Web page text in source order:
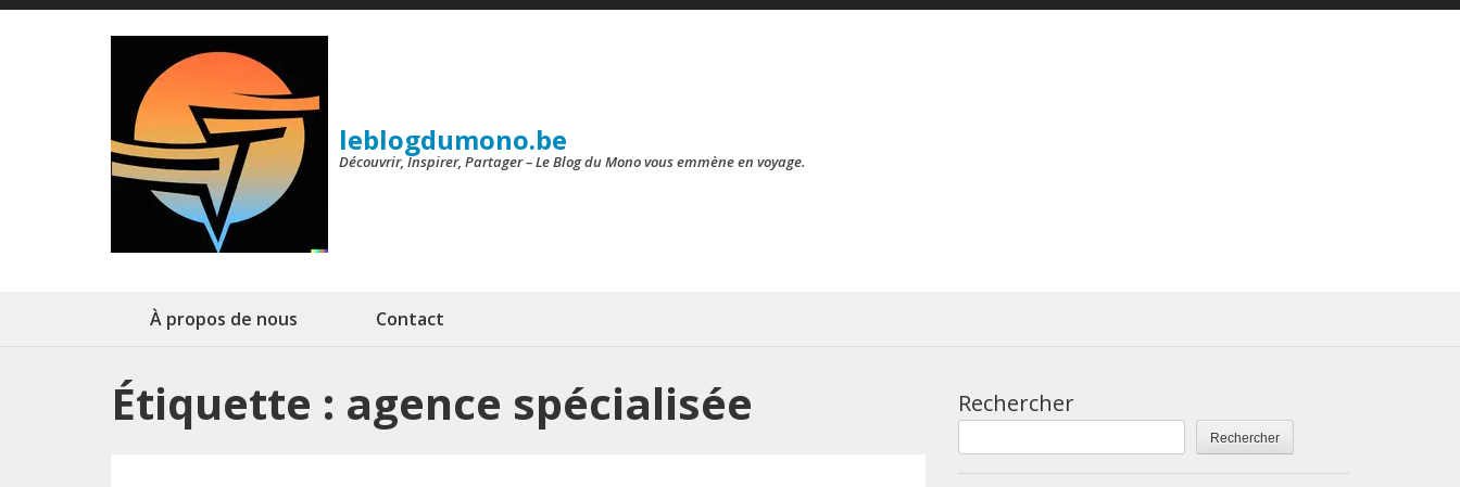
Aller
leblogdumono.be
Découvrir, Inspirer, Partager – Le Blog du Mono vous emmène en voyage.
À propos de nous Contact
Étiquette : agence spécialisée Rechercher
Rechercher